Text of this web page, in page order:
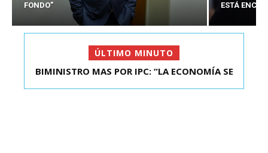
FONDO”
ESTÁ
ÚLTIMO MINUTO
KAST SE REUNIÓ CON EL PRESIDENTE ELECTO DE
BIMINISTRO MAS POR IPC: “LA ECONOMÍA SE